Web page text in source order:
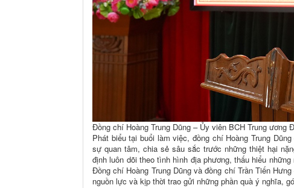
Đồng chí Hoàng Trung Dũng – Ủy viên BCH Trung
Phát biểu tại buổi làm việc, đồng chí Hoàng Trung
sự quan tâm, chia sẻ sâu sắc trước những thiệt hại
định luôn dõi theo tình hình địa phương, thấu hiểu
Đồng chí Hoàng Trung Dũng và đồng chí Trần Tiến
nguồn lực và kịp thời trao gửi những phần quà ý nghĩa,